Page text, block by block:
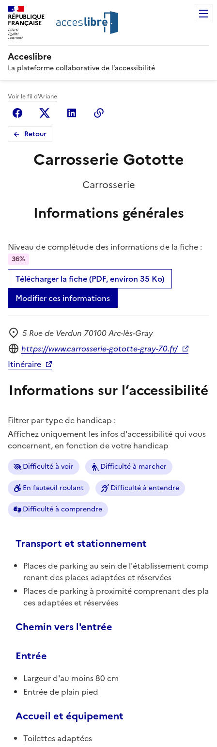
RÉPUBLIQUE
FRANÇAISE
Acceslibre
La plateforme collaborative de l’accessibilité
Voir le fil d'Ariane
FacebookX (anciennement Twitter)
Linkedin
Retour
Carrosserie Gototte
Carrosserie
Informations générales
Niveau de complétude des informations de la fiche :
36%
Télécharger la fiche (PDF, environ 35 Ko)
Modifier ces informations
Adresse
5 Rue de Verdun 70100 Arc-lès-Gray
Site internet
https://www.carrosserie-gototte-gray-70.fr/
Itinéraire
Informations sur l’accessibilité
Filtrer par type de handicap :
Affichez uniquement les infos d'accessibilité qui vous
concernent, en fonction de votre handicap
Difficulté à voir Difficulté à marcher
En fauteuil roulant Difficulté à entendre
Difficulté à comprendre
Transport et stationnement
Places de parking au sein de l'établissement comp
renant des places adaptées et réservées
Places de parking à proximité comprenant des pla
ces adaptées et réservées
Chemin vers l'entrée
Entrée
Largeur d'au moins 80 cm
Entrée de plain pied
Accueil et équipement
Toilettes adaptées